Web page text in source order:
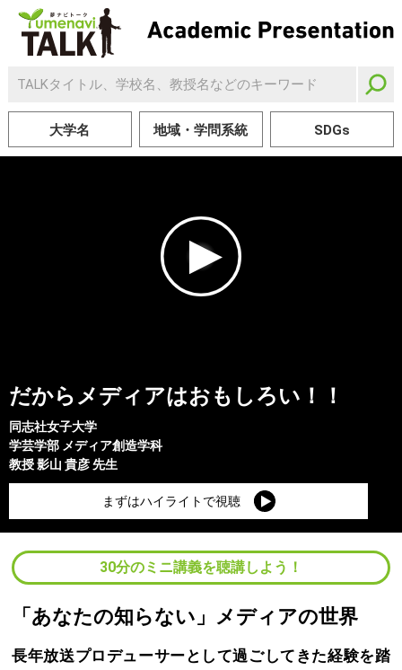
大学名 地域・学問系統 SDGs
だからメディアはおもしろい！！
同志社女子大学
学芸学部 メディア創造学科
教授影山 貴彦先生
まずはハイライトで視聴
30分のミニ講義を聴講しよう！
「あなたの知らない」メディアの世界
長年放送プロデューサーとして過ごしてきた経験を踏